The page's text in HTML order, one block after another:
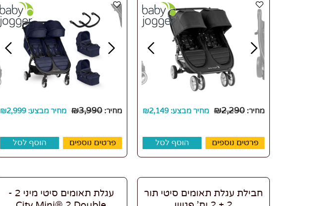
מחיר: ₪2,290 מחיר מבצע: ₪2,149
פרטים נוספים הוסף לסל
מחיר: ₪3,990 מחיר מבצע: ₪2,999
פרטים נוספים הוסף לסל
חבילת עגלת תאומים סיטי תור
עגלת תאומים סיטי מיני 2 -